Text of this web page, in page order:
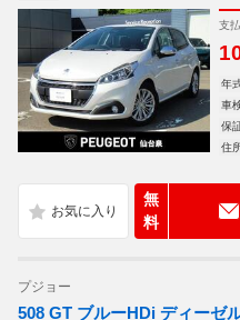
支
年
車
保
住
無
料
プジョー
508 GT ブルーHDi ディーゼ